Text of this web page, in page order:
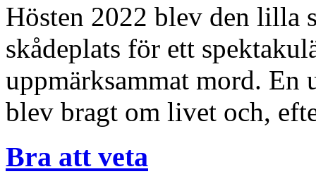
Hösten 2022 blev den lilla
skådeplats för ett
uppmärksammat mord. En
blev bragt om livet och,
Bra att veta